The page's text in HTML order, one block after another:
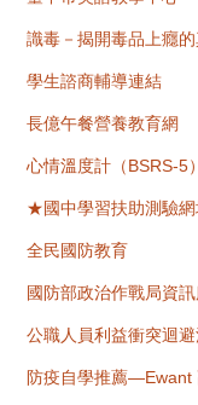
識毒－揭開毒品上癮
學生諮商輔導連結
長億午餐營養教育網
心情溫度計（BSRS-5）
★國中學習扶助測驗網
全民國防教育
國防部政治作戰局資
公職人員利益衝突迴
防疫自學推薦—Ewant